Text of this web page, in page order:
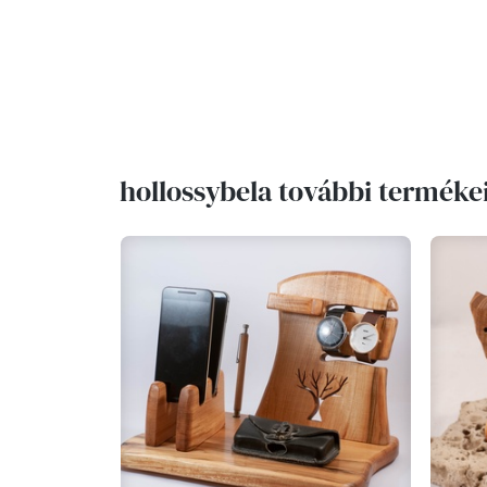
hollossybela további